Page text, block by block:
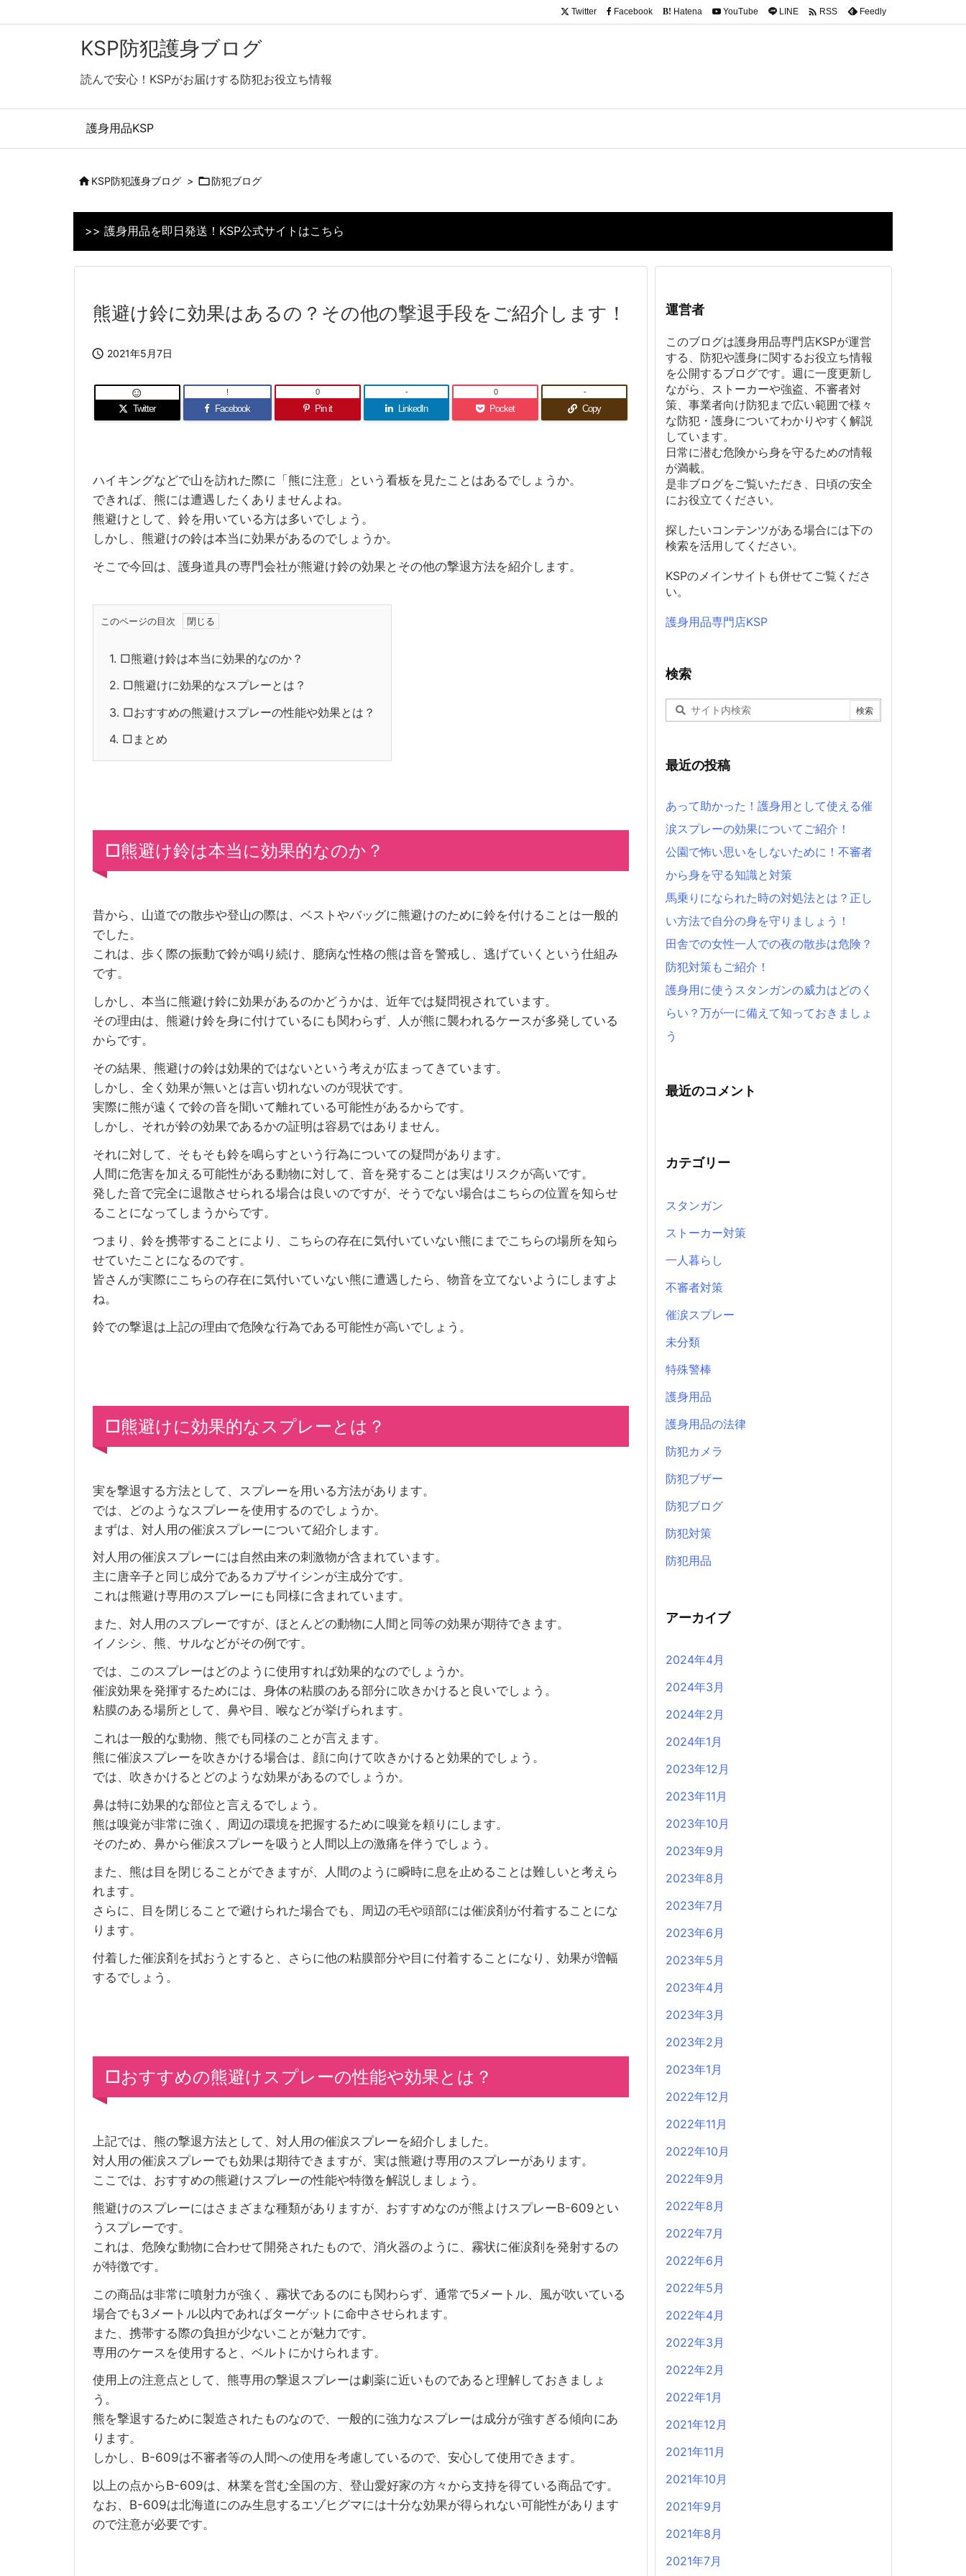
KSP防犯護身ブログ
読んで安心！KSPがお届けする防犯お役立ち情報
護身用品KSP
Twitter Facebook B! Hatena YouTube LINE  RSS Feedly
KSP防犯護身ブログ > 防犯ブログ
>> 護身用品を即日発送！KSP公式サイトはこちら
熊避け鈴に効果はあるの？その他の撃退手段をご紹介します！
 2021年5月7日
Twitter

Facebook
!
Pin it
0
LinkedIn
-
Pocket
0
Copy
-
ハイキングなどで山を訪れた際に「熊に注意」という看板を見たことはあるでしょうか。
できれば、熊には遭遇したくありませんよね。
熊避けとして、鈴を用いている方は多いでしょう。
しかし、熊避けの鈴は本当に効果があるのでしょうか。
そこで今回は、護身道具の専門会社が熊避け鈴の効果とその他の撃退方法を紹介します。
このページの目次
1. □熊避け鈴は本当に効果的なのか？
2. □熊避けに効果的なスプレーとは？
3. □おすすめの熊避けスプレーの性能や効果とは？
4. □まとめ
□熊避け鈴は本当に効果的なのか？
昔から、山道での散歩や登山の際は、ベストやバッグに熊避けのために鈴を付けることは一般的
でした。
これは、歩く際の振動で鈴が鳴り続け、臆病な性格の熊は音を警戒し、逃げていくという仕組み
です。
しかし、本当に熊避け鈴に効果があるのかどうかは、近年では疑問視されています。
その理由は、熊避け鈴を身に付けているにも関わらず、人が熊に襲われるケースが多発している
からです。
その結果、熊避けの鈴は効果的ではないという考えが広まってきています。
しかし、全く効果が無いとは言い切れないのが現状です。
実際に熊が遠くで鈴の音を聞いて離れている可能性があるからです。
しかし、それが鈴の効果であるかの証明は容易ではありません。
それに対して、そもそも鈴を鳴らすという行為についての疑問があります。
人間に危害を加える可能性がある動物に対して、音を発することは実はリスクが高いです。
発した音で完全に退散させられる場合は良いのですが、そうでない場合はこちらの位置を知らせ
ることになってしまうからです。
つまり、鈴を携帯することにより、こちらの存在に気付いていない熊にまでこちらの場所を知ら
せていたことになるのです。
皆さんが実際にこちらの存在に気付いていない熊に遭遇したら、物音を立てないようにしますよ
ね。
鈴での撃退は上記の理由で危険な行為である可能性が高いでしょう。
□熊避けに効果的なスプレーとは？
実を撃退する方法として、スプレーを用いる方法があります。
では、どのようなスプレーを使用するのでしょうか。
まずは、対人用の催涙スプレーについて紹介します。
対人用の催涙スプレーには自然由来の刺激物が含まれています。
主に唐辛子と同じ成分であるカプサイシンが主成分です。
これは熊避け専用のスプレーにも同様に含まれています。
また、対人用のスプレーですが、ほとんどの動物に人間と同等の効果が期待できます。
イノシシ、熊、サルなどがその例です。
では、このスプレーはどのように使用すれば効果的なのでしょうか。
催涙効果を発揮するためには、身体の粘膜のある部分に吹きかけると良いでしょう。
粘膜のある場所として、鼻や目、喉などが挙げられます。
これは一般的な動物、熊でも同様のことが言えます。
熊に催涙スプレーを吹きかける場合は、顔に向けて吹きかけると効果的でしょう。
では、吹きかけるとどのような効果があるのでしょうか。
鼻は特に効果的な部位と言えるでしょう。
熊は嗅覚が非常に強く、周辺の環境を把握するために嗅覚を頼りにします。
そのため、鼻から催涙スプレーを吸うと人間以上の激痛を伴うでしょう。
また、熊は目を閉じることができますが、人間のように瞬時に息を止めることは難しいと考えら
れます。
さらに、目を閉じることで避けられた場合でも、周辺の毛や頭部には催涙剤が付着することにな
ります。
付着した催涙剤を拭おうとすると、さらに他の粘膜部分や目に付着することになり、効果が増幅
するでしょう。
□おすすめの熊避けスプレーの性能や効果とは？
上記では、熊の撃退方法として、対人用の催涙スプレーを紹介しました。
対人用の催涙スプレーでも効果は期待できますが、実は熊避け専用のスプレーがあります。
ここでは、おすすめの熊避けスプレーの性能や特徴を解説しましょう。
熊避けのスプレーにはさまざまな種類がありますが、おすすめなのが熊よけスプレーB-609とい
うスプレーです。
これは、危険な動物に合わせて開発されたもので、消火器のように、霧状に催涙剤を発射するの
が特徴です。
この商品は非常に噴射力が強く、霧状であるのにも関わらず、通常で5メートル、風が吹いている
場合でも3メートル以内であればターゲットに命中させられます。
また、携帯する際の負担が少ないことが魅力です。
専用のケースを使用すると、ベルトにかけられます。
使用上の注意点として、熊専用の撃退スプレーは劇薬に近いものであると理解しておきましょ
う。
熊を撃退するために製造されたものなので、一般的に強力なスプレーは成分が強すぎる傾向にあ
ります。
しかし、B-609は不審者等の人間への使用を考慮しているので、安心して使用できます。
以上の点からB-609は、林業を営む全国の方、登山愛好家の方々から支持を得ている商品です。
なお、B-609は北海道にのみ生息するエゾヒグマには十分な効果が得られない可能性があります
ので注意が必要です。
運営者
このブログは護身用品専門店KSPが運営
する、防犯や護身に関するお役立ち情報
を公開するブログです。週に一度更新し
ながら、ストーカーや強盗、不審者対
策、事業者向け防犯まで広い範囲で様々
な防犯・護身についてわかりやすく解説
しています。
日常に潜む危険から身を守るための情報
が満載。
是非ブログをご覧いただき、日頃の安全
にお役立てください。
探したいコンテンツがある場合には下の
検索を活用してください。
KSPのメインサイトも併せてご覧くださ
い。
護身用品専門店KSP
検索
最近の投稿
あって助かった！護身用として使える催
涙スプレーの効果についてご紹介！
公園で怖い思いをしないために！不審者
から身を守る知識と対策
馬乗りになられた時の対処法とは？正し
い方法で自分の身を守りましょう！
田舎での女性一人での夜の散歩は危険？
防犯対策もご紹介！
護身用に使うスタンガンの威力はどのく
らい？万が一に備えて知っておきましょ
う
最近のコメント
カテゴリー
スタンガン
ストーカー対策
一人暮らし
不審者対策
催涙スプレー
未分類
特殊警棒
護身用品
護身用品の法律
防犯カメラ
防犯ブザー
防犯ブログ
防犯対策
防犯用品
アーカイブ
2024年4月
2024年3月
2024年2月
2024年1月
2023年12月
2023年11月
2023年10月
2023年9月
2023年8月
2023年7月
2023年6月
2023年5月
2023年4月
2023年3月
2023年2月
2023年1月
2022年12月
2022年11月
2022年10月
2022年9月
2022年8月
2022年7月
2022年6月
2022年5月
2022年4月
2022年3月
2022年2月
2022年1月
2021年12月
2021年11月
2021年10月
2021年9月
2021年8月
2021年7月